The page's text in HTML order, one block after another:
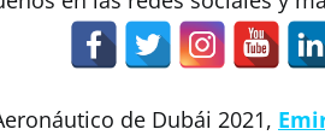
de Dubái 2021,